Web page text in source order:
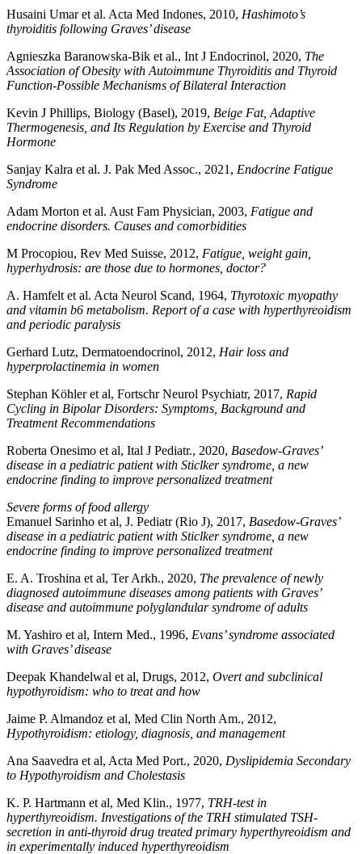
Husaini Umar et al. Acta Med Indones, 2010, Hashimoto’s
thyroiditis following Graves’ disease
Agnieszka Baranowska-Bik et al., Int J Endocrinol, 2020, The
Association of Obesity with Autoimmune Thyroiditis and Thyroid
Function-Possible Mechanisms of Bilateral Interaction
Kevin J Phillips, Biology (Basel), 2019, Beige Fat, Adaptive
Thermogenesis, and Its Regulation by Exercise and Thyroid
Hormone
Sanjay Kalra et al. J. Pak Med Assoc., 2021, Endocrine Fatigue
Syndrome
Adam Morton et al. Aust Fam Physician, 2003, Fatigue and
endocrine disorders. Causes and comorbidities
M Procopiou, Rev Med Suisse, 2012, Fatigue, weight gain,
hyperhydrosis: are those due to hormones, doctor?
A. Hamfelt et al. Acta Neurol Scand, 1964, Thyrotoxic myopathy
and vitamin b6 metabolism. Report of a case with hyperthyreoidism
and periodic paralysis
Gerhard Lutz, Dermatoendocrinol, 2012, Hair loss and
hyperprolactinemia in women
Stephan Köhler et al, Fortschr Neurol Psychiatr, 2017, Rapid
Cycling in Bipolar Disorders: Symptoms, Background and
Treatment Recommendations
Roberta Onesimo et al, Ital J Pediatr., 2020, Basedow-Graves’
disease in a pediatric patient with Sticlker syndrome, a new
endocrine finding to improve personalized treatment
Severe forms of food allergy
Emanuel Sarinho et al, J. Pediatr (Rio J), 2017, Basedow-Graves’
disease in a pediatric patient with Sticlker syndrome, a new
endocrine finding to improve personalized treatment
E. A. Troshina et al, Ter Arkh., 2020, The prevalence of newly
diagnosed autoimmune diseases among patients with Graves’
disease and autoimmune polyglandular syndrome of adults
M. Yashiro et al, Intern Med., 1996, Evans’ syndrome associated
with Graves’ disease
Deepak Khandelwal et al, Drugs, 2012, Overt and subclinical
hypothyroidism: who to treat and how
Jaime P. Almandoz et al, Med Clin North Am., 2012,
Hypothyroidism: etiology, diagnosis, and management
Ana Saavedra et al, Acta Med Port., 2020, Dyslipidemia Secondary
to Hypothyroidism and Cholestasis
K. P. Hartmann et al, Med Klin., 1977, TRH-test in
hyperthyreoidism. Investigations of the TRH stimulated TSH-
secretion in anti-thyroid drug treated primary hyperthyreoidism and
in experimentally induced hyperthyreoidism